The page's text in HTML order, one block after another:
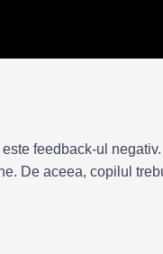
feedback-ul
De aceea, copilul